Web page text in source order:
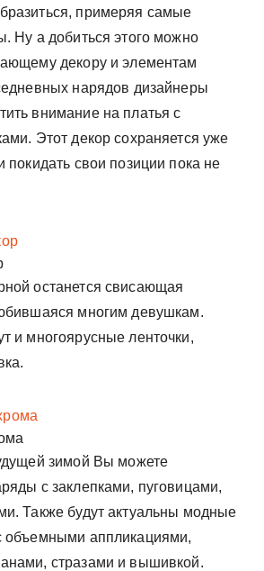
примеряя самые
Ну а добиться этого можно
декору и элементам
нарядов дизайнеры
внимание на платья с
Этот декор сохраняется уже
покидать свои позиции пока не
останется свисающая
многим девушкам.
и многоярусные ленточки,
зимой Вы можете
с заклепками, пуговицами,
Также будут актуальны модные
объемными аппликациями,
стразами и вышивкой.